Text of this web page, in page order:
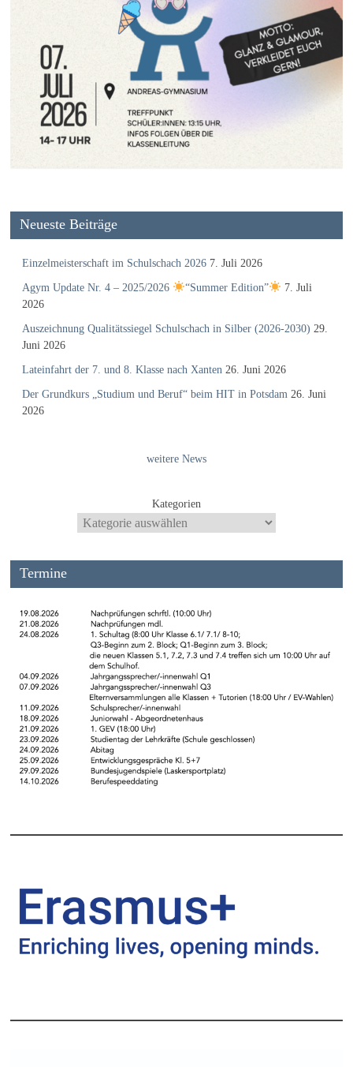
Neueste Beiträge
Einzelmeisterschaft im Schulschach 2026 7. Juli 2026
Agym Update Nr. 4 – 2025/2026 “Summer Edition”
7. Juli
2026
Auszeichnung Qualitätssiegel Schulschach in Silber (2026-2030) 29.
Juni 2026
Lateinfahrt der 7. und 8. Klasse nach Xanten 26. Juni 2026
Der Grundkurs „Studium und Beruf“ beim HIT in Potsdam 26. Juni
2026
weitere News
Kategorien
Termine